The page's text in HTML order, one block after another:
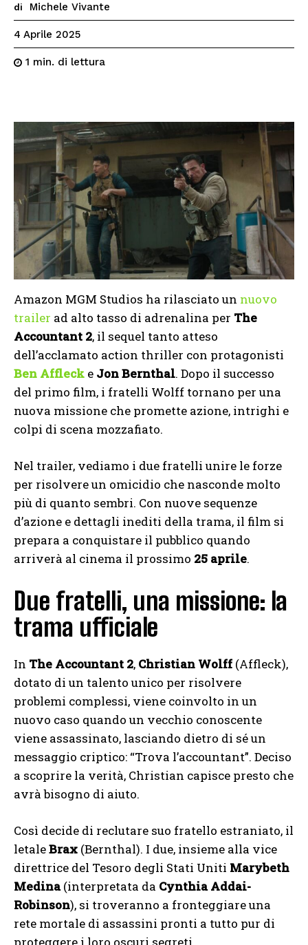
di Michele Vivante
4 Aprile 2025
1 min. di lettura
Amazon MGM Studios ha rilasciato un nuovo
trailer ad alto tasso di adrenalina per The
Accountant 2, il sequel tanto atteso
dell’acclamato action thriller con protagonisti
Ben Affleck e Jon Bernthal. Dopo il successo
del primo film, i fratelli Wolff tornano per una
nuova missione che promette azione, intrighi e
colpi di scena mozzafiato.
Nel trailer, vediamo i due fratelli unire le forze
per risolvere un omicidio che nasconde molto
più di quanto sembri. Con nuove sequenze
d’azione e dettagli inediti della trama, il film si
prepara a conquistare il pubblico quando
arriverà al cinema il prossimo 25 aprile.
Due fratelli, una missione: la
trama ufficiale
In The Accountant 2, Christian Wolff (Affleck),
dotato di un talento unico per risolvere
problemi complessi, viene coinvolto in un
nuovo caso quando un vecchio conoscente
viene assassinato, lasciando dietro di sé un
messaggio criptico: “Trova l’accountant”. Deciso
a scoprire la verità, Christian capisce presto che
avrà bisogno di aiuto.
Così decide di reclutare suo fratello estraniato, il
letaleBrax (Bernthal). I due, insieme alla vice
direttrice del Tesoro degli Stati Uniti Marybeth
Medina(interpretata da Cynthia Addai-
Robinson), si troveranno a fronteggiare una
rete mortale di assassini pronti a tutto pur di